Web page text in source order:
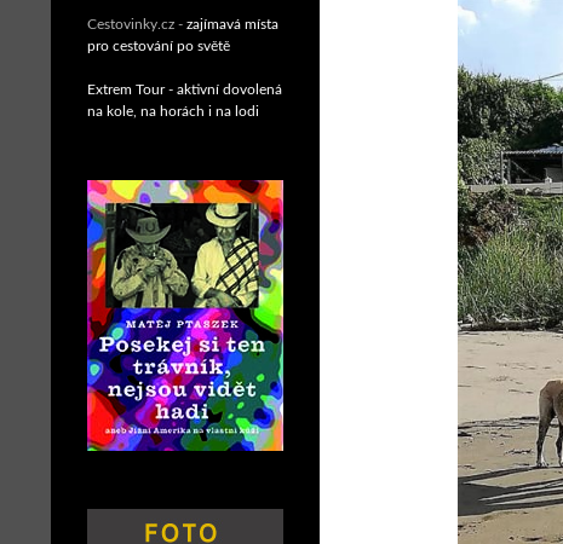
Cestovinky.cz - zajímavá místa
pro cestování po světě
Extrem Tour - aktivní dovolená
na kole, na horách i na lodi